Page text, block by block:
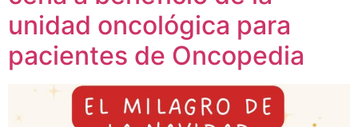
unidad oncológica para
pacientes de Oncopedia